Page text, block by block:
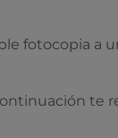
fotocopia a
te